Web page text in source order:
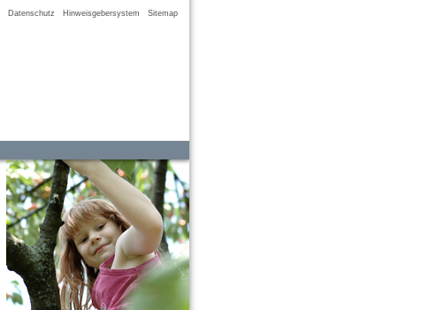
Datenschutz Hinweisgebersystem Sitemap